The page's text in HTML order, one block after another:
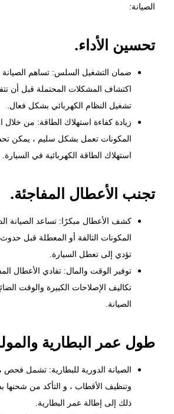
الصيانة:
تحسين الأداء.
ضمان التشغيل السلس: تساهم الصيانة
اكتشاف المشكلات المحتملة قبل أن
تشغيل النظام الكهربائي بشكل فعال.
زيادة كفاءة استهلاك الطاقة: من خلال
المكونات تعمل بشكل سليم ، يمكن
استهلاك الطاقة الكهربائية في السيارة.
تجنب الأعطال المفاجئة.
كشف الأعطال مبكرًا: تساعد الصيانة
المكونات التالفة أو المعطلة قبل
تؤدي إلى تعطل السيارة.
توفير الوقت والمال: تفادي الأعطال
تكاليف الإصلاحات الكبيرة والوقت
الصيانة.
طول عمر البطارية
الصيانة الدورية للبطارية: تشمل
وتنظيف الأقطاب ، و التأكد من
ذلك إلى إطالة عمر البطارية.